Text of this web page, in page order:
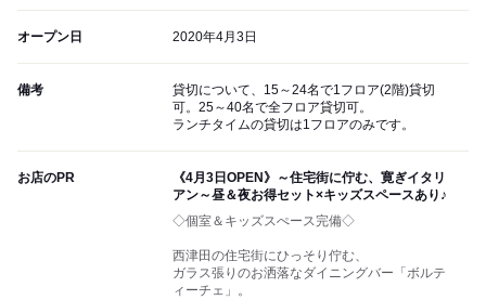
オープン日 2020年4月3日
備考
貸切について、15～24名で1フロア(2階)貸切
可。25～40名で全フロア貸切可。
ランチタイムの貸切は1フロアのみです。
お店のPR
《4月3日OPEN》～住宅街に佇む、寛ぎイタリ
アン～昼＆夜お得セット×キッズスペースあり♪
◇個室＆キッズスぺース完備◇
西津田の住宅街にひっそり佇む、
ガラス張りのお洒落なダイニングバー「ボルテ
ィーチェ」。